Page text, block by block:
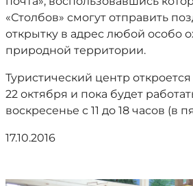
«Столбов» смогут отправить
открытку в адрес любой особо
природной территории.
Туристический центр
22 октября и пока будет
воскресенье с 11 до 18 часов (в
17.10.2016